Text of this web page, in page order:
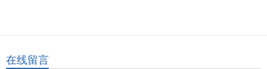
在线留言